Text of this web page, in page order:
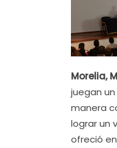
Morelia,
juegan
manera
lograr un
ofreció